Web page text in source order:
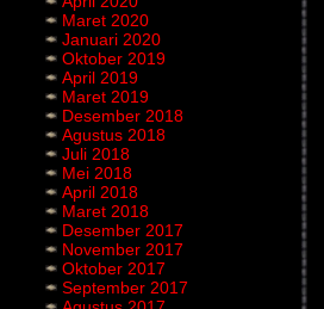
Maret 2020
Januari 2020
Oktober 2019
April 2019
Maret 2019
Desember 2018
Agustus 2018
Juli 2018
Mei 2018
April 2018
Maret 2018
Desember 2017
November 2017
Oktober 2017
September 2017